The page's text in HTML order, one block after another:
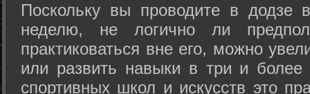
Поскольку вы проводите в додзе
неделю, не логично ли
практиковаться вне его, можно
или развить навыки в три и
спортивных школ и искусств это